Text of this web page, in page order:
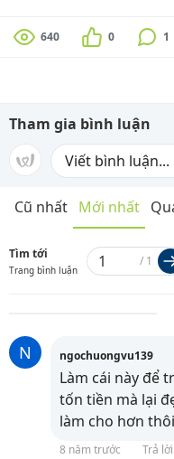
640 0 1
Tham gia bình luận
Cũ nhất Mới nhất
Tìm tới
Trang bình luận
/ 1
N ngochuongvu139
Làm cái này để
tốn tiền mà lại
làm cho hơn
8 năm trước Trả lời